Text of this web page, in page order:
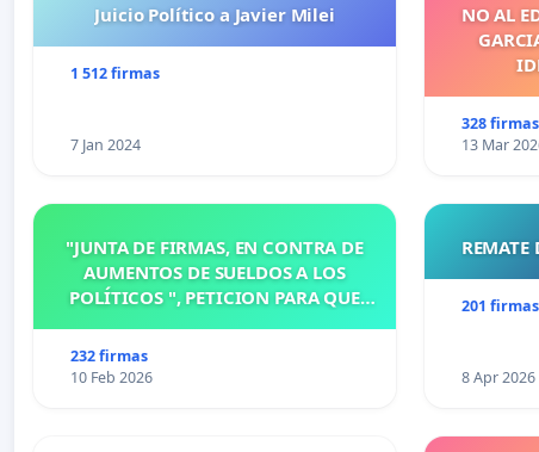
Juicio Político a Javier Milei
1 512 firmas
7 Jan 2024
NO AL
328 firmas
13 Mar
"JUNTA DE FIRMAS, EN CONTRA DE
AUMENTOS DE SUELDOS A LOS
POLÍTICOS ", PETICION PARA QUE
ORDENANZA N°1102/92, EN
VICTORIA, ENTRE RIOS
232 firmas
10 Feb 2026
REMATE
201 firmas
8 Apr 2026